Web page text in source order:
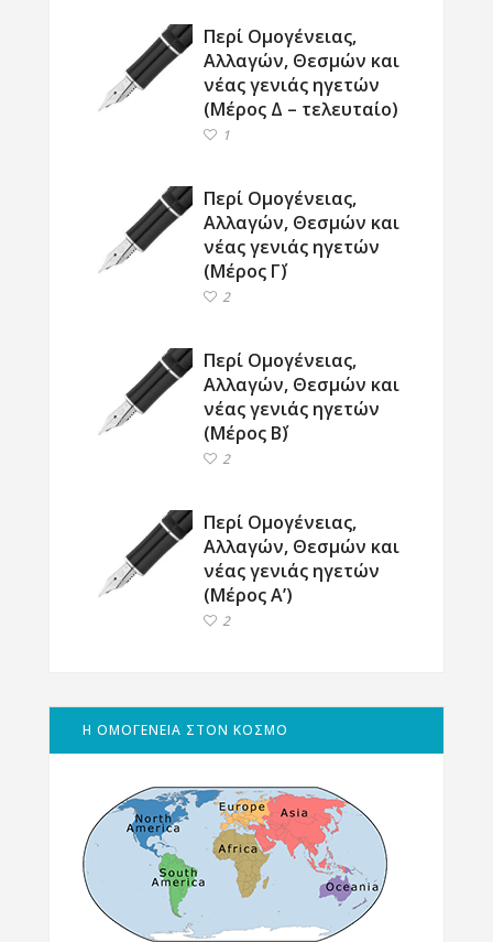
Περί Ομογένειας,
Αλλαγών, Θεσμών και
νέας γενιάς ηγετών
(Μέρος Δ – τελευταίο)
1
Περί Ομογένειας,
Αλλαγών, Θεσμών και
νέας γενιάς ηγετών
(Μέρος Γ΄)
2
Περί Ομογένειας,
Αλλαγών, Θεσμών και
νέας γενιάς ηγετών
(Μέρος Β΄)
2
Περί Ομογένειας,
Αλλαγών, Θεσμών και
νέας γενιάς ηγετών
(Μέρος Α’)
2
Η ΟΜΟΓΕΝΕΙΑ ΣΤΟΝ ΚΟΣΜΟ